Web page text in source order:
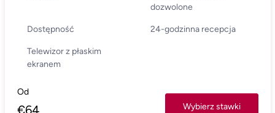
dozwolone
Dostępność 24-godzinna recepcja
Telewizor z płaskim
ekranem
Od
€64 Wybierz stawki